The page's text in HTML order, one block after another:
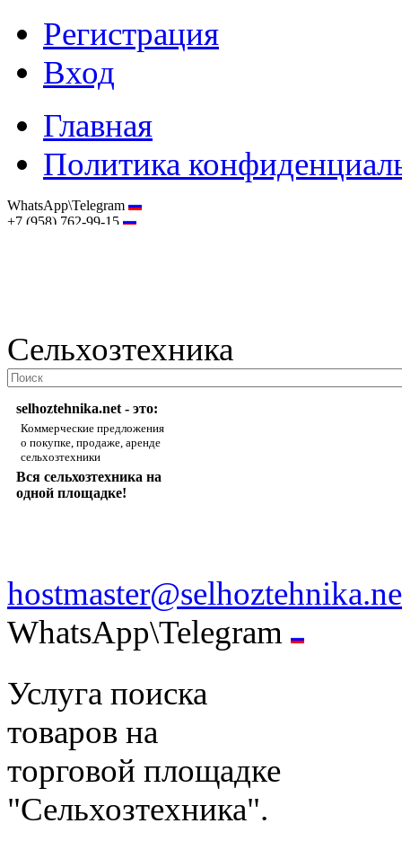
Регистрация
Вход
Главная
Политика
WhatsApp\Telegram
+7 (958) 762-99-15
Сельхозтехника
selhoztehnika.net - это:
Коммерческие предложения
о покупке, продаже, аренде
сельхозтехники
Вся сельхозтехника на
одной площадке!
WhatsApp\Telegram
Услуга поиска
товаров на
торговой площадке
"Сельхозтехника".